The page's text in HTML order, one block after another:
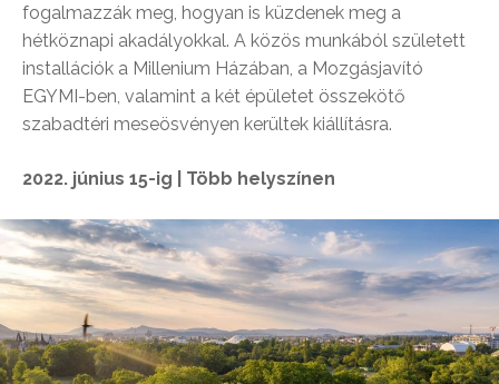
fogalmazzák meg, hogyan is küzdenek meg a
hétköznapi akadályokkal. A közös munkából született
installációk a Millenium Házában, a Mozgásjavító
EGYMI-ben, valamint a két épületet összekötő
szabadtéri meseösvényen kerültek kiállításra.
2022. június 15-ig | Több helyszínen